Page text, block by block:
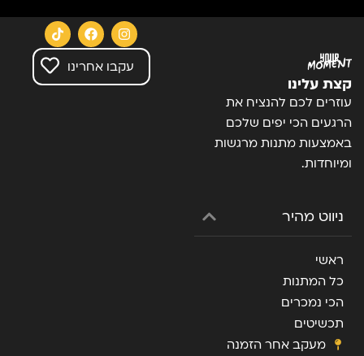
קצת עלינו
עוזרים לכם להנציח את
הרגעים הכי יפים שלכם
באמצעות מתנות מרגשות
ומיוחדות.
ניווט מהיר
ראשי
כל המתנות
הכי נמכרים
תכשיטים
מעקב אחר הזמנה
עקבו אחרינו